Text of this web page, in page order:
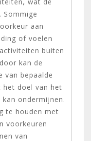
Sommige
aan
of voelen
buiten
kan de
van bepaalde
het doel van het
ondermijnen.
te houden met
voorkeuren
van